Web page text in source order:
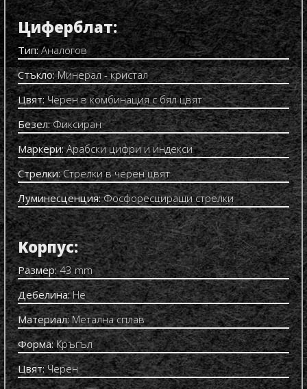
Циферблат:
Тип:Аналогов
Стъкло:Минерал - кристал
Цвят:Черен в комбинация с бял цвят
Безел:Фиксиран
Маркери:Арабски цифри и индекси
Стрелки:Стрелки в черен цвят
Луминесценция:Фосфоресциращи стрелки
Kорпус:
Размер:43 mm
Дебелина:Не
Материал:Метална сплав
Форма:Кръгъл
Цвят:Черен